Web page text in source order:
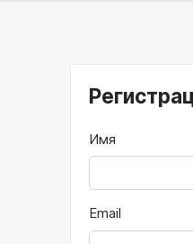
Имя
Email